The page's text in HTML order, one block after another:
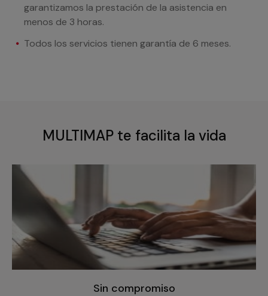
garantizamos la prestación de la asistencia en
menos de 3 horas.
Todos los servicios tienen garantía de 6 meses.
MULTIMAP te facilita la vida
Sin compromiso